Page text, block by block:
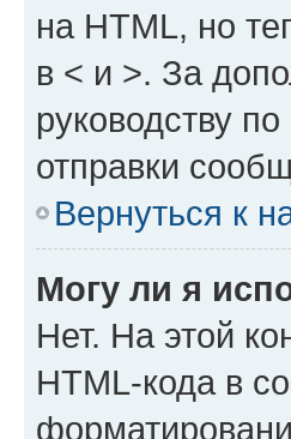
на HTML, но
в < и >. За
руководству
отправки
Вернуться к
Могу ли я
Нет. На этой
HTML-кода в